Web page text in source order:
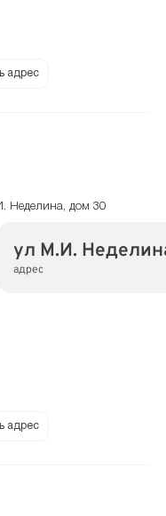
адрес
Неделина, дом 30
ул М.И.
адрес
адрес